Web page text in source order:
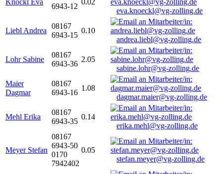
Knöckl Eva
6943-12
0.02
eva.knoeckl@vg-zolling.de
Liebl Andrea
08167
6943-15
0.10
andrea.liebl@vg-zolling.de
Lohr Sabine
08167
6943-36
2.05
sabine.lohr@vg-zolling.de
Maier
Dagmar
08167
6943-16
1.08
dagmar.maier@vg-zolling.de
Mehl Erika
08167
6943-35
0.14
erika.mehl@vg-zolling.de
Meyer Stefan
08167
6943-50
0170
7942402
0.05
stefan.meyer@vg-zolling.de